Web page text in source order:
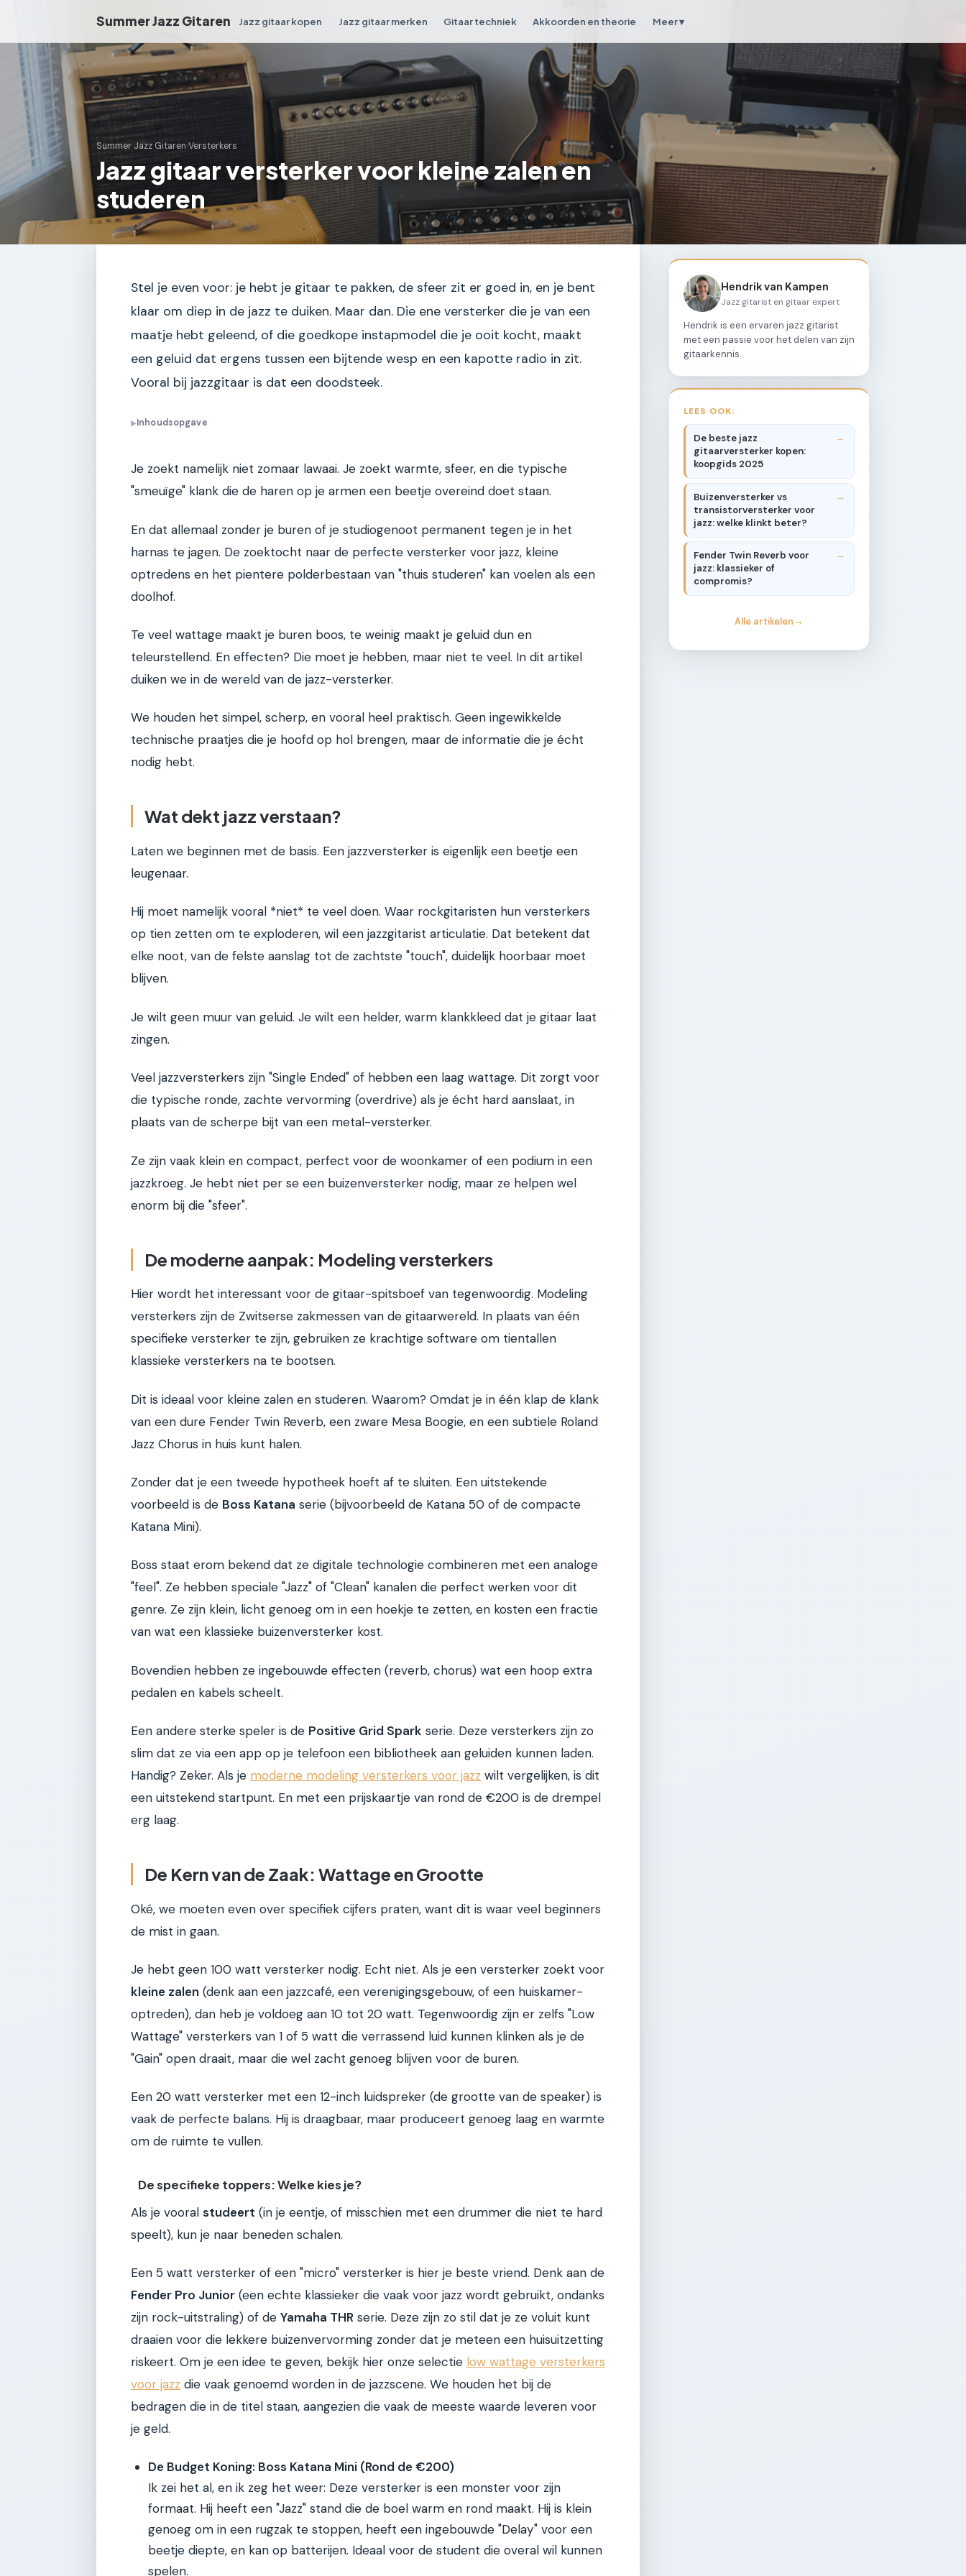
Summer Jazz Gitaren Jazz gitaar kopen Jazz gitaar merken Gitaar techniek Akkoorden en theorie Meer ▾
Summer Jazz Gitaren›Versterkers
Jazz gitaar versterker voor kleine zalen en
studeren
Stel je even voor: je hebt je gitaar te pakken, de sfeer zit er goed in, en je bent
klaar om diep in de jazz te duiken. Maar dan. Die ene versterker die je van een
maatje hebt geleend, of die goedkope instapmodel die je ooit kocht, maakt
een geluid dat ergens tussen een bijtende wesp en een kapotte radio in zit.
Vooral bij jazzgitaar is dat een doodsteek.
▶Inhoudsopgave
Je zoekt namelijk niet zomaar lawaai. Je zoekt warmte, sfeer, en die typische
"smeuïge" klank die de haren op je armen een beetje overeind doet staan.
En dat allemaal zonder je buren of je studiogenoot permanent tegen je in het
harnas te jagen. De zoektocht naar de perfecte versterker voor jazz, kleine
optredens en het pientere polderbestaan van "thuis studeren" kan voelen als een
doolhof.
Te veel wattage maakt je buren boos, te weinig maakt je geluid dun en
teleurstellend. En effecten? Die moet je hebben, maar niet te veel. In dit artikel
duiken we in de wereld van de jazz-versterker.
We houden het simpel, scherp, en vooral heel praktisch. Geen ingewikkelde
technische praatjes die je hoofd op hol brengen, maar de informatie die je écht
nodig hebt.
Wat dekt jazz verstaan?
Laten we beginnen met de basis. Een jazzversterker is eigenlijk een beetje een
leugenaar.
Hij moet namelijk vooral *niet* te veel doen. Waar rockgitaristen hun versterkers
op tien zetten om te exploderen, wil een jazzgitarist articulatie. Dat betekent dat
elke noot, van de felste aanslag tot de zachtste "touch", duidelijk hoorbaar moet
blijven.
Je wilt geen muur van geluid. Je wilt een helder, warm klankkleed dat je gitaar laat
zingen.
Veel jazzversterkers zijn "Single Ended" of hebben een laag wattage. Dit zorgt voor
die typische ronde, zachte vervorming (overdrive) als je écht hard aanslaat, in
plaats van de scherpe bijt van een metal-versterker.
Ze zijn vaak klein en compact, perfect voor de woonkamer of een podium in een
jazzkroeg. Je hebt niet per se een buizenversterker nodig, maar ze helpen wel
enorm bij die "sfeer".
De moderne aanpak: Modeling versterkers
Hier wordt het interessant voor de gitaar-spitsboef van tegenwoordig. Modeling
versterkers zijn de Zwitserse zakmessen van de gitaarwereld. In plaats van één
specifieke versterker te zijn, gebruiken ze krachtige software om tientallen
klassieke versterkers na te bootsen.
Dit is ideaal voor kleine zalen en studeren. Waarom? Omdat je in één klap de klank
van een dure Fender Twin Reverb, een zware Mesa Boogie, en een subtiele Roland
Jazz Chorus in huis kunt halen.
Zonder dat je een tweede hypotheek hoeft af te sluiten. Een uitstekende
voorbeeld is de Boss Katana serie (bijvoorbeeld de Katana 50 of de compacte
Katana Mini).
Boss staat erom bekend dat ze digitale technologie combineren met een analoge
"feel". Ze hebben speciale "Jazz" of "Clean" kanalen die perfect werken voor dit
genre. Ze zijn klein, licht genoeg om in een hoekje te zetten, en kosten een fractie
van wat een klassieke buizenversterker kost.
Bovendien hebben ze ingebouwde effecten (reverb, chorus) wat een hoop extra
pedalen en kabels scheelt.
Een andere sterke speler is de Positive Grid Spark serie. Deze versterkers zijn zo
slim dat ze via een app op je telefoon een bibliotheek aan geluiden kunnen laden.
Handig? Zeker. Als je moderne modeling versterkers voor jazz wilt vergelijken, is dit
een uitstekend startpunt. En met een prijskaartje van rond de €200 is de drempel
erg laag.
De Kern van de Zaak: Wattage en Grootte
Oké, we moeten even over specifiek cijfers praten, want dit is waar veel beginners
de mist in gaan.
Je hebt geen 100 watt versterker nodig. Echt niet. Als je een versterker zoekt voor
kleine zalen (denk aan een jazzcafé, een verenigingsgebouw, of een huiskamer-
optreden), dan heb je voldoeg aan 10 tot 20 watt. Tegenwoordig zijn er zelfs "Low
Wattage" versterkers van 1 of 5 watt die verrassend luid kunnen klinken als je de
"Gain" open draait, maar die wel zacht genoeg blijven voor de buren.
Een 20 watt versterker met een 12-inch luidspreker (de grootte van de speaker) is
vaak de perfecte balans. Hij is draagbaar, maar produceert genoeg laag en warmte
om de ruimte te vullen.
De specifieke toppers: Welke kies je?
Als je vooral studeert (in je eentje, of misschien met een drummer die niet te hard
speelt), kun je naar beneden schalen.
Een 5 watt versterker of een "micro" versterker is hier je beste vriend. Denk aan de
Fender Pro Junior (een echte klassieker die vaak voor jazz wordt gebruikt, ondanks
zijn rock-uitstraling) of de Yamaha THR serie. Deze zijn zo stil dat je ze voluit kunt
draaien voor die lekkere buizenvervorming zonder dat je meteen een huisuitzetting
riskeert. Om je een idee te geven, bekijk hier onze selectie low wattage versterkers
voor jazz die vaak genoemd worden in de jazzscene. We houden het bij de
bedragen die in de titel staan, aangezien die vaak de meeste waarde leveren voor
je geld.
De Budget Koning: Boss Katana Mini (Rond de €200)
Ik zei het al, en ik zeg het weer: Deze versterker is een monster voor zijn
formaat. Hij heeft een "Jazz" stand die de boel warm en rond maakt. Hij is klein
genoeg om in een rugzak te stoppen, heeft een ingebouwde "Delay" voor een
beetje diepte, en kan op batterijen. Ideaal voor de student die overal wil kunnen
spelen.
Hendrik van Kampen
Jazz gitarist en gitaar expert
Hendrik is een ervaren jazz gitarist
met een passie voor het delen van zijn
gitaarkennis.
LEES OOK:
De beste jazz
gitaarversterker kopen:
koopgids 2025
Buizenversterker vs
transistorversterker voor
jazz: welke klinkt beter?
Fender Twin Reverb voor
jazz: klassieker of
compromis?
Alle artikelen